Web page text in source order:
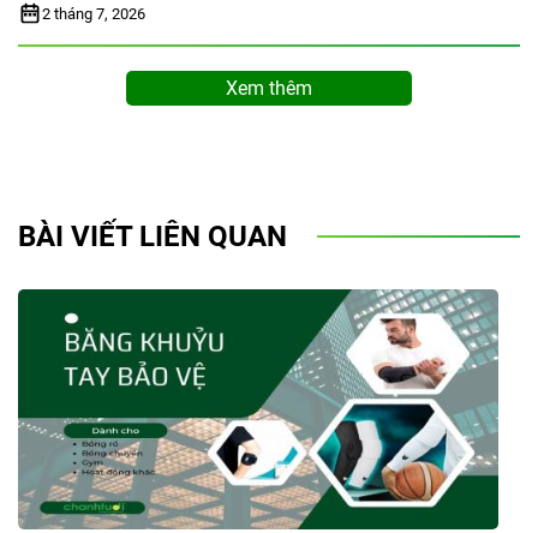
2 tháng 7, 2026
Xem thêm
BÀI VIẾT LIÊN QUAN